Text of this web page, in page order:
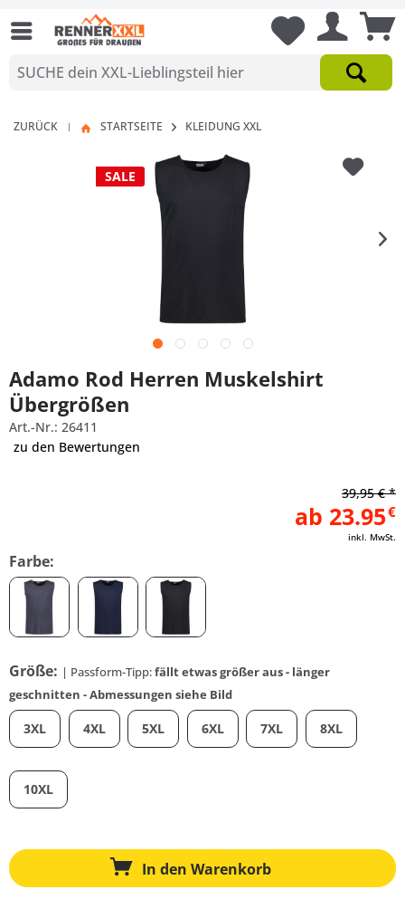
ZURÜCK | STARTSEITE KLEIDUNG XXL
SALE
Adamo Rod Herren Muskelshirt
Übergrößen
Art.-Nr.: 26411
zu den Bewertungen
ab 23.95€
inkl. MwSt.
39,95 € *
Farbe:
Größe: | Passform-Tipp:fällt etwas größer aus - länger
geschnitten - Abmessungen siehe Bild
3XL 4XL 5XL 6XL 7XL 8XL
10XL
In den Warenkorb